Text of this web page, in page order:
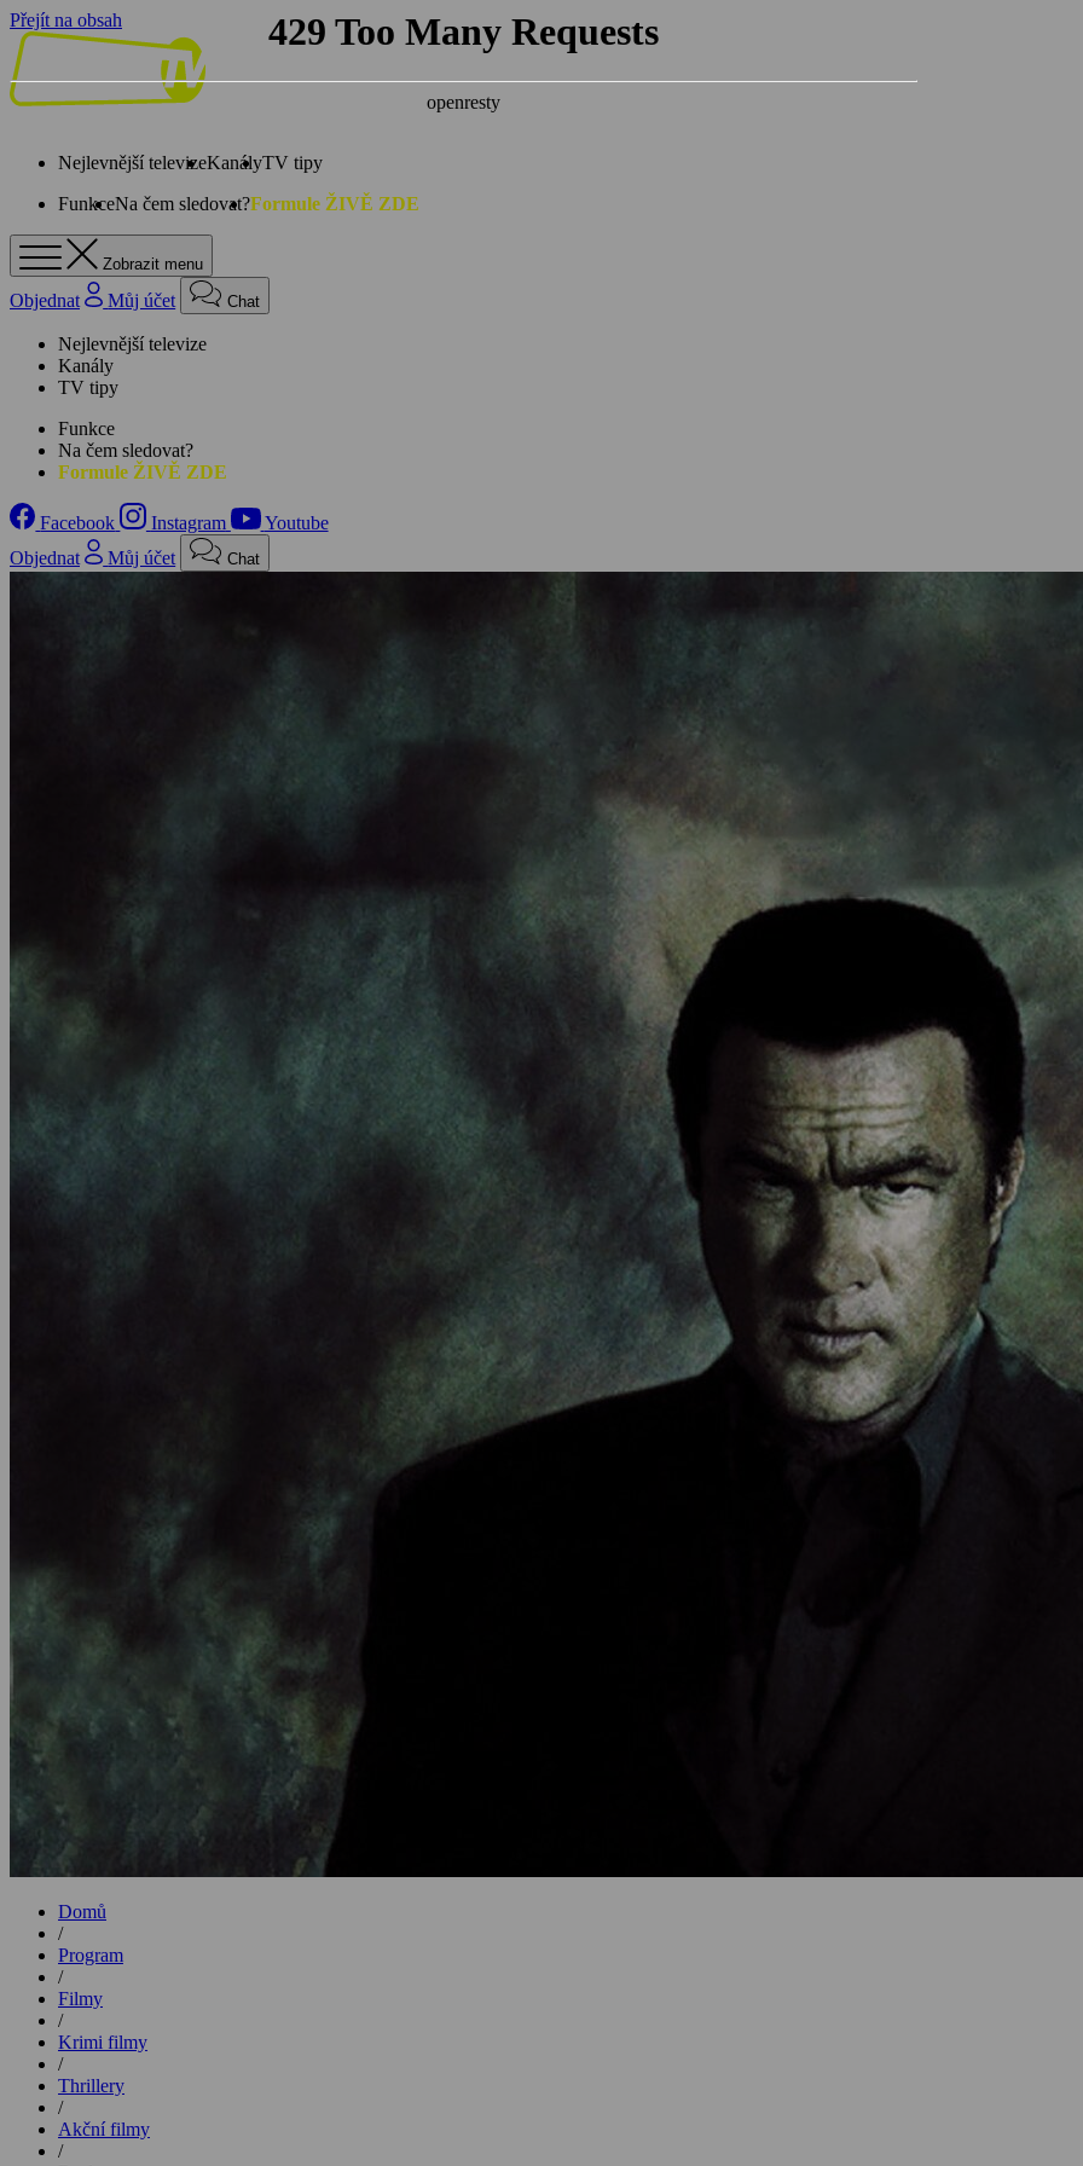
Přejít na obsah
Nejlevnější televizeKanályTV tipy
FunkceNa čem sledovat?Formule ŽIVĚ ZDE
Zobrazit menu
Objednat Můj účet Chat
Nejlevnější televize
Kanály
TV tipy
Funkce
Na čem sledovat?
Formule ŽIVĚ ZDE
Facebook Instagram
Youtube
Objednat
Můj účet Chat
Domů
/
Program
/
Filmy
/
Krimi filmy
/
Thrillery
/
Akční filmy
/